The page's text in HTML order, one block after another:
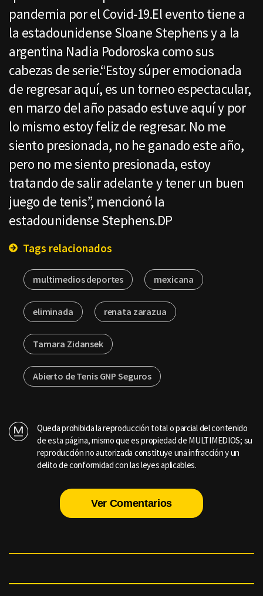
pandemia por el Covid-19.El evento tiene a
la estadounidense Sloane Stephens y a la
argentina Nadia Podoroska como sus
cabezas de serie.“Estoy súper emocionada
de regresar aquí, es un torneo espectacular,
en marzo del año pasado estuve aquí y por
lo mismo estoy feliz de regresar. No me
siento presionada, no he ganado este año,
pero no me siento presionada, estoy
tratando de salir adelante y tener un buen
juego de tenis”, mencionó la
estadounidense Stephens.DP
Tags relacionados
multimedios deportes mexicana
eliminada renata zarazua
Tamara Zidansek
Abierto de Tenis GNP Seguros
Queda prohibida la reproducción total o parcial del contenido
de esta página, mismo que es propiedad de MULTIMEDIOS; su
reproducción no autorizada constituye una infracción y un
delito de conformidad con las leyes aplicables.
Ver Comentarios